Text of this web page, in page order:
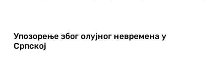
Упозорење због олујног невремена у
Српској